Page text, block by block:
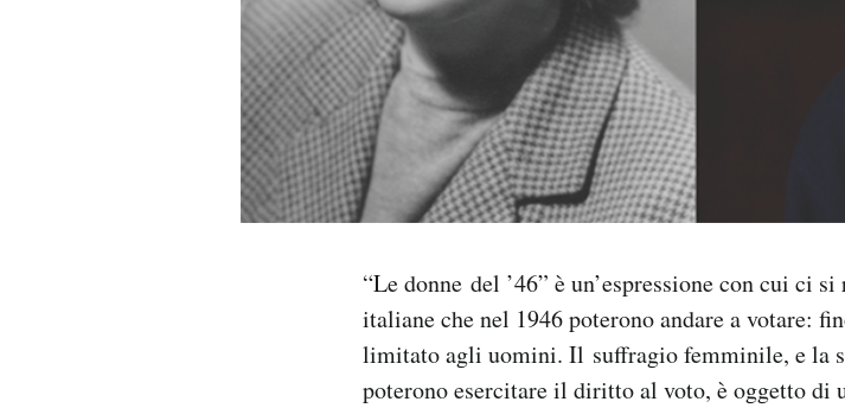
AREA PERSONALE
“Le donne del ’46” è un’espressione con cui ci
italiane che nel 1946 poterono andare a votare:
limitato agli uomini. Il suffragio femminile, e la
poterono esercitare il diritto al voto, è oggetto di